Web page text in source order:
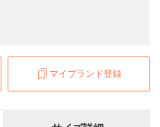
マイブランド登録